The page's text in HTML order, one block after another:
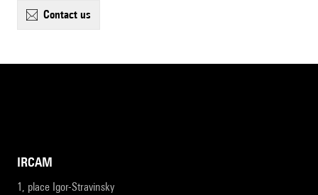
contact us
IRCAM
1, place Igor-Stravinsky